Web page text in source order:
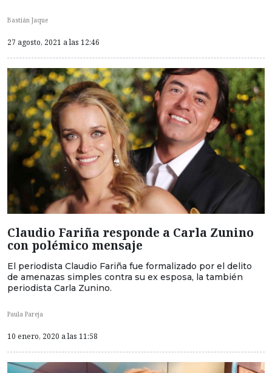
Bastián Jaque
27 agosto, 2021 a las 12:46
Claudio Fariña responde a Carla Zunino
con polémico mensaje
El periodista Claudio Fariña fue formalizado por el delito
de amenazas simples contra su ex esposa, la también
periodista Carla Zunino.
Paula Pareja
10 enero, 2020 a las 11:58